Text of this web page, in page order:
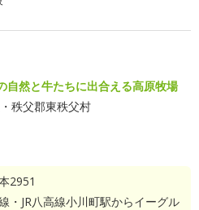
自然と牛たちに出合える高原牧場
秩父郡東秩父村
2951
・JR八高線小川町駅からイーグル